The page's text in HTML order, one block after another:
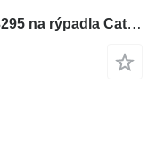
Iný náhradný diel motora PIN 2113295 na rýpadla Caterpillar